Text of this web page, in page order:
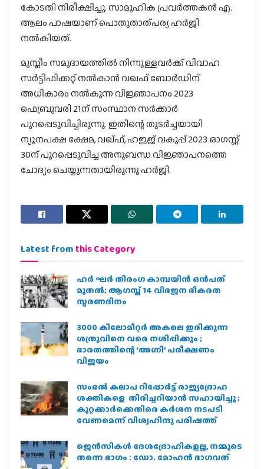
കോടതി നിരീക്ഷിച്ചു. സാമൂഹിക പ്രവർത്തകൻ എ.
ആലം പാഷയാണ് പൊതുതാത്പര്യ ഹർജി
നൽകിയത്.
മുസ്ലീം സമുദായത്തിൽ നിന്നുള്ളവർക്ക് വിവാഹ
സർട്ടിഫിക്കറ്റ് നൽകാൻ വഖഫ് ബോർഡിന്
അധികാരം നൽകുന്ന വിജ്ഞാപനം 2023
ഫെബ്രുവരി 21ന് സംസ്ഥാന സർക്കാർ
പുറപ്പെടുവിച്ചിരുന്നു. ഇതിന്റെ തുടർച്ചയായി
ന്യൂനപക്ഷ ക്ഷേമ, വഖ്ഫ്, ഹജ്ജ് വകുപ്പ് 2023 ഓഗസ്റ്റ്
30ന് പുറപ്പെടുവിച്ച അനുബന്ധ വിജ്ഞാപനത്തെ
ചോദ്യം ചെയ്യുന്നതായിരുന്നു ഹ​ർജി.
Latest from this Category
ഹര്‍ ഘര്‍ തിരംഗ കാമ്പയിന്‍ ഒന്‍പത്
മുതല്‍; ആഗസ്ത് 14 വിഭജന ഭീകരത
സ്മരണദിനം
3000 കിലോമീറ്റർ അകലെ ഇരിക്കുന്ന
ശത്രുവിനെ വരെ നശിപ്പിക്കും ;
ഭാരതത്തിന്റെ ‘അഗ്നി’ പരീക്ഷണം
വിജയം
സംഭൽ കലാപ റിപ്പോർട്ട് രാജ്യദ്രോഹ
ശക്തികളെ തിരിച്ചറിയാൻ സഹായിച്ചു ;
കുറ്റക്കാർക്കെതിരെ കർശന നടപടി
വേണമെന്ന് വിശ്വഹിന്ദു പരിഷത്ത്
ജെന്‍സികള്‍ ദേശദ്രോഹികളല്ല, നമ്മുടെ
തന്നെ ഭാഗം : ഡോ. മോഹന്‍ ഭാഗവത്